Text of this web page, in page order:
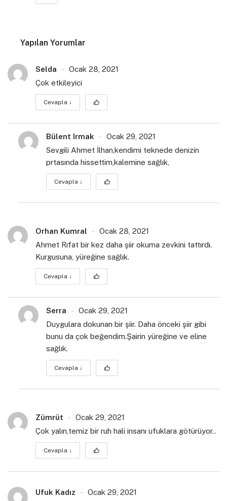
Yapılan Yorumlar
Selda
Ocak 28, 2021
Çok etkileyici
Cevapla ↓
Bülent Irmak
Ocak 29, 2021
Sevgili Ahmet İlhan,kendimi teknede denizin
prtasında hissettim,kalemine sağlık,
Cevapla ↓
Orhan Kumral
Ocak 28, 2021
Ahmet Rıfat bir kez daha şiir okuma zevkini tattırdı.
Kurgusuna, yüreğine sağlık.
Cevapla ↓
Serra
Ocak 29, 2021
Duygulara dokunan bir şiir. Daha önceki şiir gibi
bunu da çok beğendim.Şairin yüreğine ve eline
sağlık.
Cevapla ↓
Zümrüt
Ocak 29, 2021
Çok yalın,temiz bir ruh hali insanı ufuklara götürüyor..
Cevapla ↓
Ufuk Kadız
Ocak 29, 2021